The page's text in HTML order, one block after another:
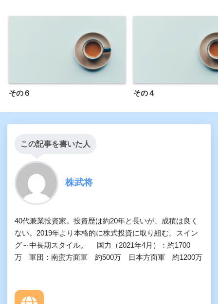
その６ その４
この記事を書いた人
株武将
40代兼業投資家。投資歴は約20年と長いが、成積は良く
ない。2019年より本格的に株式投資に取り組む。スイン
グ～中長期スタイル。 国力（2021年4月）：約1700
万 軍団：南蛮方面軍 約500万 日本方面軍 約1200万